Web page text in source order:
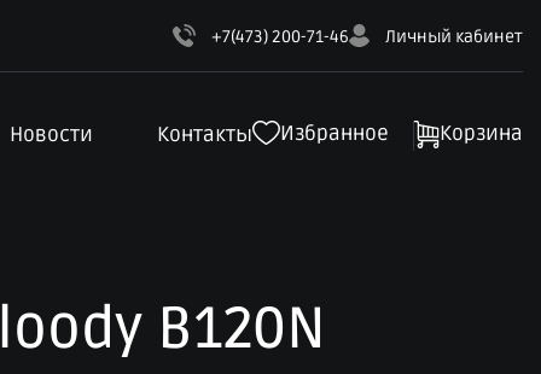
+7(473) 200-71-46 Личный кабинет
Новости Контакты Избранное Корзина
B120N